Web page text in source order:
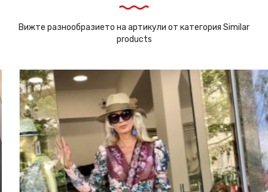
Вижте разнообразието на артикули от категория Similar
products